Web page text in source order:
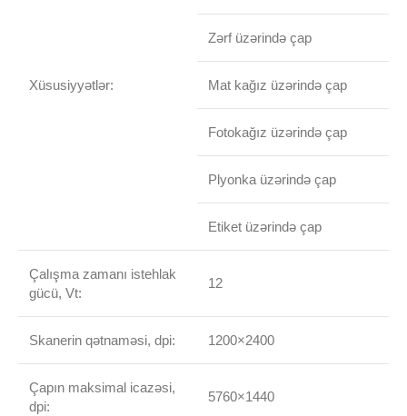
Xüsusiyyətlər:
Zərf üzərində çap
Mat kağız üzərində çap
Fotokağız üzərində çap
Plyonka üzərində çap
Etiket üzərində çap
Çalışma zamanı istehlak
gücü, Vt:
12
Skanerin qətnaməsi, dpi: 1200×2400
Çapın maksimal icazəsi,
dpi:
5760×1440